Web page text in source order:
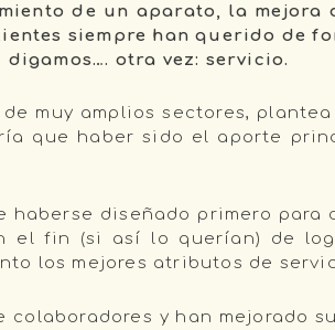
de un aparato, la mejora
siempre han querido de
otra vez: servicio.
muy amplios sectores,
que haber sido el aporte
haberse diseñado primero
el fin (si así lo querían) de
los mejores atributos de
y han mejorado